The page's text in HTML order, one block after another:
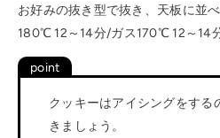
お好みの抜き型で抜き、天板に並
180℃ 12～14分/ガス170℃ 12～14分
クッキーはアイシングをする
きましょう。